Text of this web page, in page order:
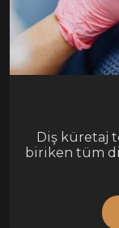
Diş küretaj
biriken tüm